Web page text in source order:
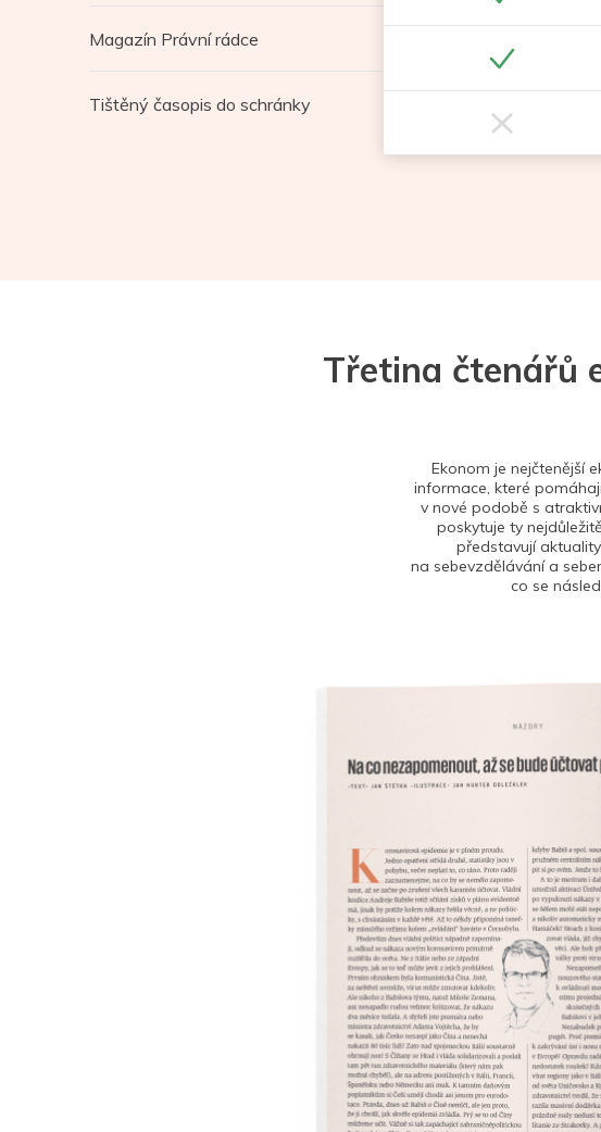
Magazín Právní rádce
Tištěný časopis do schránky
Třetina čtenářů
Ekonom je nejčtenější
informace, které
v nové podobě s
poskytuje ty
představují
na sebevzdělávání a
co se